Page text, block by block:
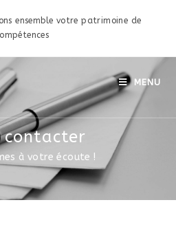
ensemble votre patrimoine de
MENU
contacter
à votre écoute !